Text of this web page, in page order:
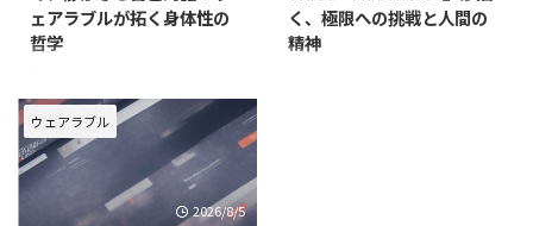
ェアラブルが拓く身体性の
哲学
多量の情報に囲まれ、自身の身体
や心の声に耳を傾ける機会を見失
いがちです。しかし、テクノロジ
ーの進化は、私たち自身の内なる
世界と再び向き合うための新たな
扉を開きつつあります。その最前
く、極限への挑戦と人間の
精神
ウェアラブル
2026/8/5